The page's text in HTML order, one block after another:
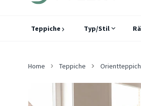
Teppiche Typ/Stil
Home Teppiche Orientteppich